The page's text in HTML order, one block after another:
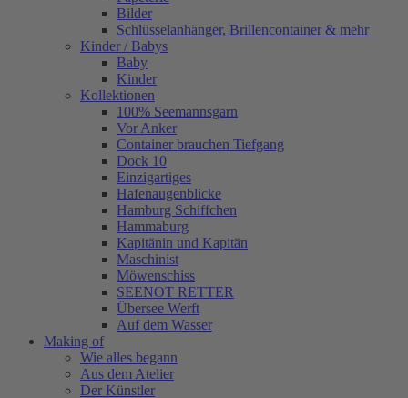
Bilder
Schlüsselanhänger, Brillencontainer & mehr
Kinder / Babys
Baby
Kinder
Kollektionen
100% Seemannsgarn
Vor Anker
Container brauchen Tiefgang
Dock 10
Einzigartiges
Hafenaugen­blicke
Hamburg Schiffchen
Hammaburg
Kapitänin und Kapitän
Maschinist
Möwenschiss
SEENOT RETTER
Übersee Werft
Auf dem Wasser
Making of
Wie alles begann
Aus dem Atelier
Der Künstler